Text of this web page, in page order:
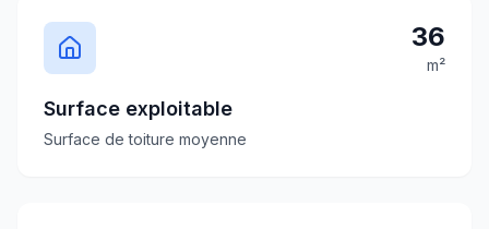
36
m²
Surface exploitable
Surface de toiture moyenne